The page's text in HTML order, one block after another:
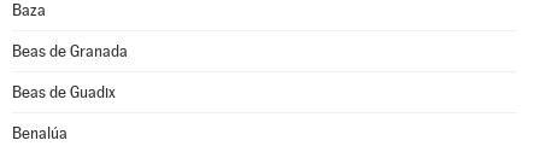
Baza
Beas de Granada
Beas de Guadix
Benalúa